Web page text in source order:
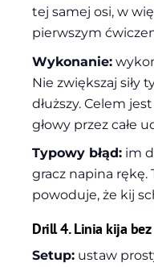
tej samej osi, w
pierwszym
Wykonanie:
Nie zwiększaj siły
dłuższy. Celem
głowy przez całe
Typowy błąd: im
gracz napina rękę.
powoduje, że kij
Drill 4. Linia kija
Setup: ustaw